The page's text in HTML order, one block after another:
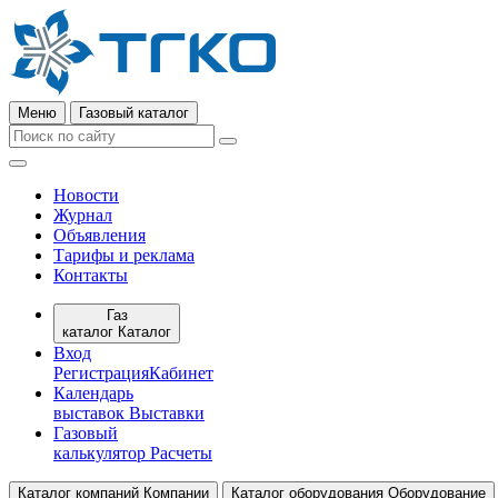
Меню Газовый каталог
Новости
Журнал
Объявления
Тарифы и реклама
Контакты
Газ
каталог Каталог
Вход
РегистрацияКабинет
Календарь
выставок Выставки
Газовый
калькулятор Расчеты
Каталог компаний Компании Каталог оборудования Оборудование